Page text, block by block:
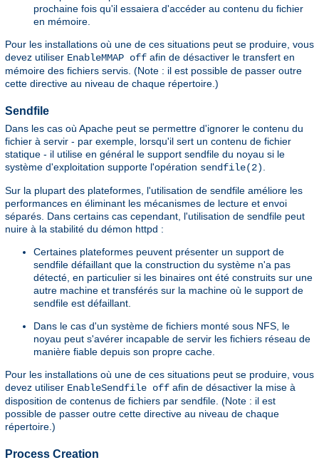
prochaine fois qu'il essaiera d'accéder au contenu du fichier
en mémoire.
Pour les installations où une de ces situations peut se produire, vous
devez utiliser EnableMMAP off afin de désactiver le transfert en
mémoire des fichiers servis. (Note : il est possible de passer outre
cette directive au niveau de chaque répertoire.)
Sendfile
Dans les cas où Apache peut se permettre d'ignorer le contenu du
fichier à servir - par exemple, lorsqu'il sert un contenu de fichier
statique - il utilise en général le support sendfile du noyau si le
système d'exploitation supporte l'opération sendfile(2).
Sur la plupart des plateformes, l'utilisation de sendfile améliore les
performances en éliminant les mécanismes de lecture et envoi
séparés. Dans certains cas cependant, l'utilisation de sendfile peut
nuire à la stabilité du démon httpd :
Certaines plateformes peuvent présenter un support de
sendfile défaillant que la construction du système n'a pas
détecté, en particulier si les binaires ont été construits sur une
autre machine et transférés sur la machine où le support de
sendfile est défaillant.
Dans le cas d'un système de fichiers monté sous NFS, le
noyau peut s'avérer incapable de servir les fichiers réseau de
manière fiable depuis son propre cache.
Pour les installations où une de ces situations peut se produire, vous
devez utiliser EnableSendfile off afin de désactiver la mise à
disposition de contenus de fichiers par sendfile. (Note : il est
possible de passer outre cette directive au niveau de chaque
répertoire.)
Process Creation